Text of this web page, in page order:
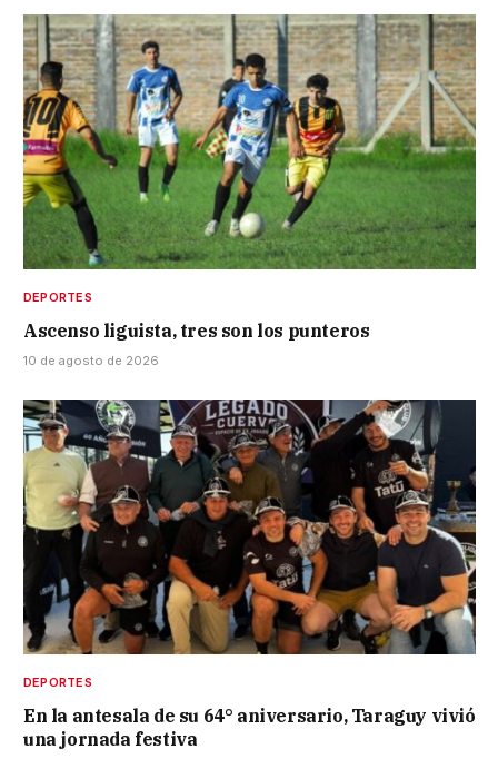
DEPORTES
Ascenso liguista, tres son los punteros
10 de agosto de 2026
DEPORTES
En la antesala de su 64° aniversario, Taraguy vivió
una jornada festiva